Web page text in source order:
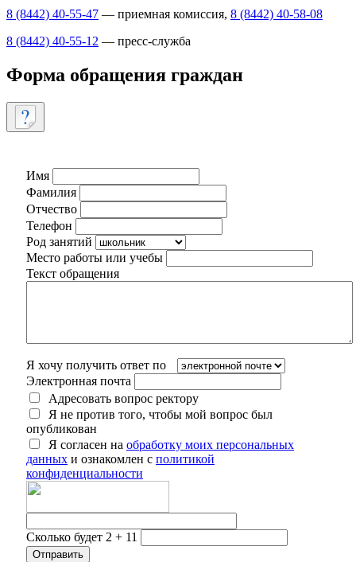
8 (8442) 40-55-47 — приемная комиссия, 8 (8442) 40-58-08
8 (8442) 40-55-12 — пресс-служба
Форма обращения граждан
Имя
Фамилия
Отчество
Телефон
Род занятий
Место работы или учебы
Текст обращения
Я хочу получить ответ по
Электронная почта
Адресовать вопрос ректору
Я не против того, чтобы мой вопрос был
опубликован
Я согласен на обработку моих персональных
данных и ознакомлен с политикой
конфиденциальности
Сколько будет 2 + 11